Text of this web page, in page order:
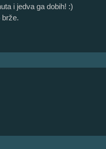
i jedva ga dobih! :)
brže.